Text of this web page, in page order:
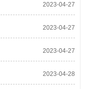
2023-04-27
2023-04-27
2023-04-27
2023-04-28